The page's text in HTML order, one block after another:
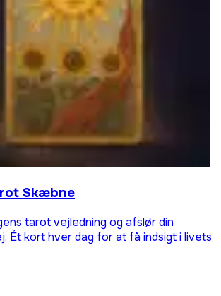
Skæbne
tarot vejledning og afslør din
Ét kort hver dag for at få indsigt i livets